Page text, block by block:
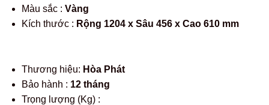
Màu sắc : Vàng
Kích thước : Rộng 1204 x Sâu 456 x Cao 610 mm
Thương hiệu: Hòa Phát
Bảo hành : 12 tháng
Trọng lượng (Kg) :